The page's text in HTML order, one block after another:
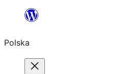
Przejdź
treści
Polska